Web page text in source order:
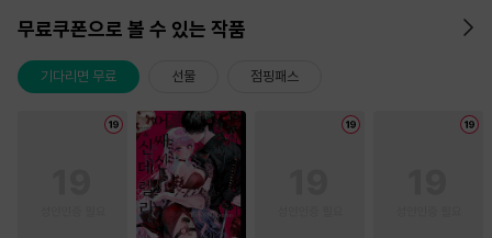
무료쿠폰으로 볼 수 있는 작품
기다리면 무료 선물 점핑패스